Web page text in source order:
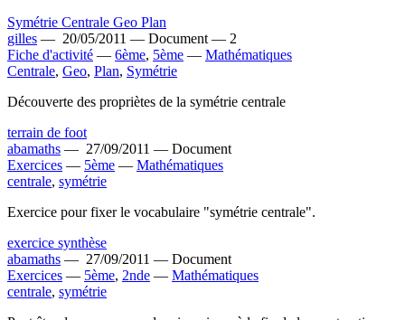
Symétrie Centrale Geo Plan
gilles — 20/05/2011 — Document — 2
Fiche d'activité — 6ème, 5ème — Mathématiques
Centrale, Geo, Plan, Symétrie
Découverte des propriètes de la symétrie centrale
terrain de foot
abamaths — 27/09/2011 — Document
Exercices — 5ème — Mathématiques
centrale, symétrie
Exercice pour fixer le vocabulaire "symétrie centrale".
exercice synthèse
abamaths — 27/09/2011 — Document
Exercices — 5ème, 2nde — Mathématiques
centrale, symétrie